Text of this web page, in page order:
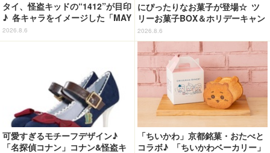
タイ、怪盗キッドの“1412”が目印
♪ 各キャラをイメージした「MAY
LA」リングセットがセール中
2026.8.6
にぴったりなお菓子が登場☆ ツ
リーお菓子BOX＆ホリデーキャン
ディ
2026.8.6
可愛すぎるモチーフデザイン♪
「名探偵コナン」コナン&怪盗キ
「ちいかわ」京都銘菓・おたべと
コラボ♪ 「ちいかわベーカリー」